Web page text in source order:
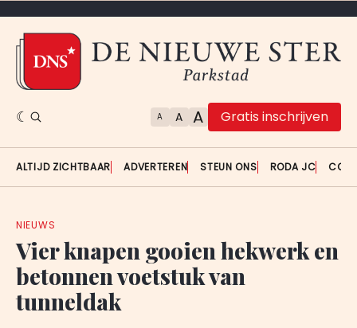
A A A Gratis inschrijven
ALTIJD ZICHTBAAR ADVERTEREN STEUN ONS RODA JC
NIEUWS
Vier knapen gooien hekwerk en
betonnen voetstuk van
tunneldak